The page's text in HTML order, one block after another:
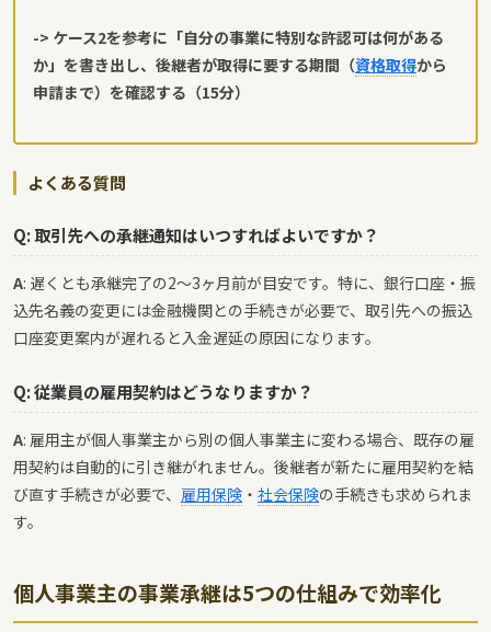
-> ケース2を参考に「自分の事業に特別な許認可は何がある
か」を書き出し、後継者が取得に要する期間（資格取得から
申請まで）を確認する（15分）
よくある質問
Q: 取引先への承継通知はいつすればよいですか？
A: 遅くとも承継完了の2〜3ヶ月前が目安です。特に、銀行口座・振
込先名義の変更には金融機関との手続きが必要で、取引先への振込
口座変更案内が遅れると入金遅延の原因になります。
Q: 従業員の雇用契約はどうなりますか？
A: 雇用主が個人事業主から別の個人事業主に変わる場合、既存の雇
用契約は自動的に引き継がれません。後継者が新たに雇用契約を結
び直す手続きが必要で、 雇用保険 ・ 社会保険の手続きも求められま
す。
個人事業主の事業承継は5つの仕組みで効率化